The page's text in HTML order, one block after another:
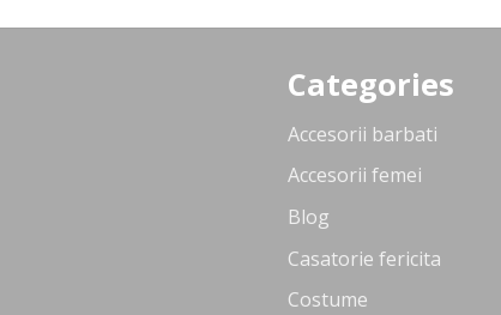
Categories
Accesorii barbati
Accesorii femei
Blog
Casatorie fericita
Costume